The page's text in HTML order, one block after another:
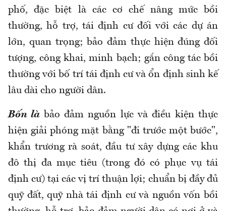
phố, đặc biệt là các cơ chế nâng mức bồi
thường, hỗ trợ, tái định cư đối với các dự án
lớn, quan trọng; bảo đảm thực hiện đúng đối
tượng, công khai, minh bạch; gắn công tác bồi
thường với bố trí tái định cư và ổn định sinh kế
lâu dài cho người dân.
Bốn là bảo đảm nguồn lực và điều kiện thực
hiện giải phóng mặt bằng "đi trước một bước",
khẩn trương rà soát, đầu tư xây dựng các khu
đô thị đa mục tiêu (trong đó có phục vụ tái
định cư) tại các vị trí thuận lợi; chuẩn bị đầy đủ
quỹ đất, quỹ nhà tái định cư và nguồn vốn bồi